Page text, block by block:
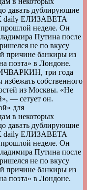
давать дублирующие
daily ЕЛИЗАВЕТА
неделе. Он
Путина после
не по вкусу
причине банкиры из
поэта» в Лондоне.
три года
собственного
из Москвы. «Не
— сетует он.
для
в некоторых
давать дублирующие
daily ЕЛИЗАВЕТА
неделе. Он
Путина после
не по вкусу
причине банкиры из
поэта» в Лондоне.